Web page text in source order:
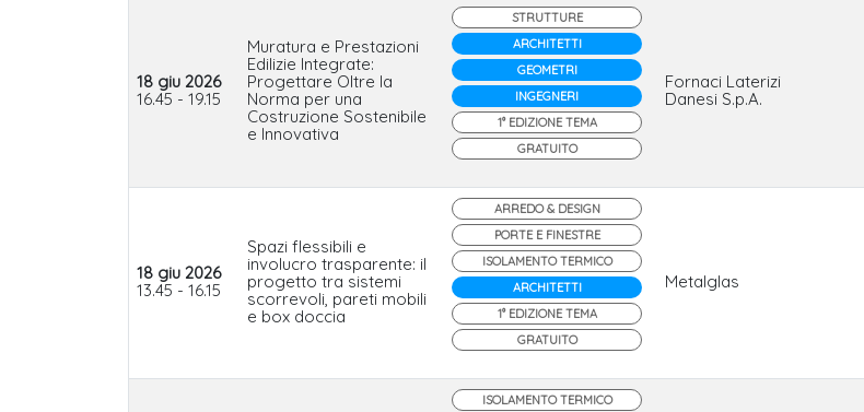
18 giu 2026
16.45 - 19.15
Muratura e Prestazioni
Edilizie Integrate:
Progettare Oltre la
Norma per una
Costruzione Sostenibile
e Innovativa
STRUTTURE
ARCHITETTI
GEOMETRI
INGEGNERI
1° EDIZIONE TEMA
GRATUITO
Fornaci Laterizi
Danesi S.p.A.
18 giu 2026
13.45 - 16.15
Spazi flessibili e
involucro trasparente: il
progetto tra sistemi
scorrevoli, pareti mobili
e box doccia
ARREDO & DESIGN
PORTE E FINESTRE
ISOLAMENTO TERMICO
ARCHITETTI
1° EDIZIONE TEMA
GRATUITO
Metalglas
ISOLAMENTO TERMICO